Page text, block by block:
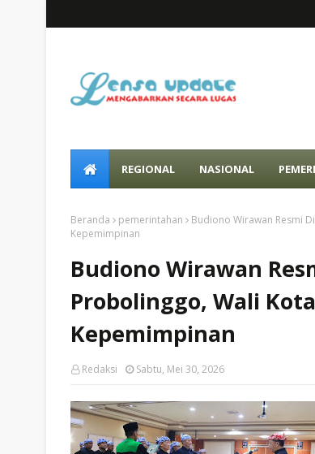
REGIONAL NASIONAL
Beranda pemerintahan
Budiono Wirawan Resmi
Kepemimpinan
Budiono Wirawan
Probolinggo, Wali
Kepemimpinan
Redaksi Sabtu, Mei 30, 2026